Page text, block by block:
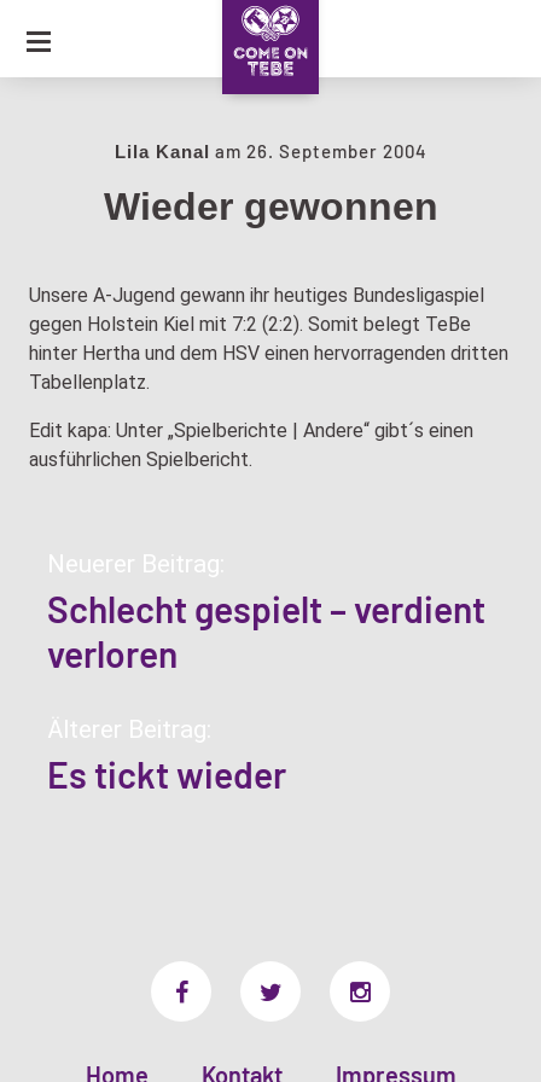
SKIP
TO
JOURNAL
COLLECTION
CARAVAN OF LOVE
Lila Kanal am 26. September 2004
Wieder gewonnen
Unsere A-Jugend gewann ihr heutiges Bundesligaspiel
gegen Holstein Kiel mit 7:2 (2:2). Somit belegt TeBe
hinter Hertha und dem HSV einen hervorragenden dritten
Tabellenplatz.
Edit kapa: Unter „Spielberichte | Andere“ gibt´s einen
ausführlichen Spielbericht.
Neuerer Beitrag:
Schlecht gespielt – verdient
verloren
Älterer Beitrag:
Es tickt wieder
Home Kontakt Impressum